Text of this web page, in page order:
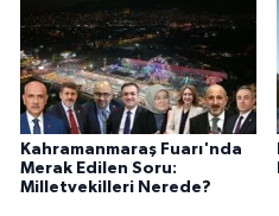
Kahramanmaraş Fuarı'nda
Merak Edilen Soru:
Milletvekilleri Nerede?